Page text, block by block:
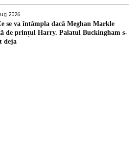
2026
se va întâmpla dacă Meghan Markle
de prințul Harry. Palatul Buckingham s-
deja